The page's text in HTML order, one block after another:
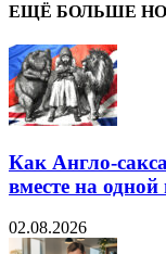
ЕЩЁ БОЛЬШЕ
Как Англо-
вместе на одной
02.08.2026